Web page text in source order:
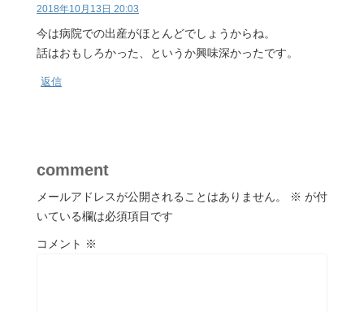
2018年10月13日 20:03
今は病院での出産がほとんどでしょうからね。
話はおもしろかった、というか興味深かったです。
返信
comment
メールアドレスが公開されることはありません。 ※ が付
いている欄は必須項目です
コメント ※